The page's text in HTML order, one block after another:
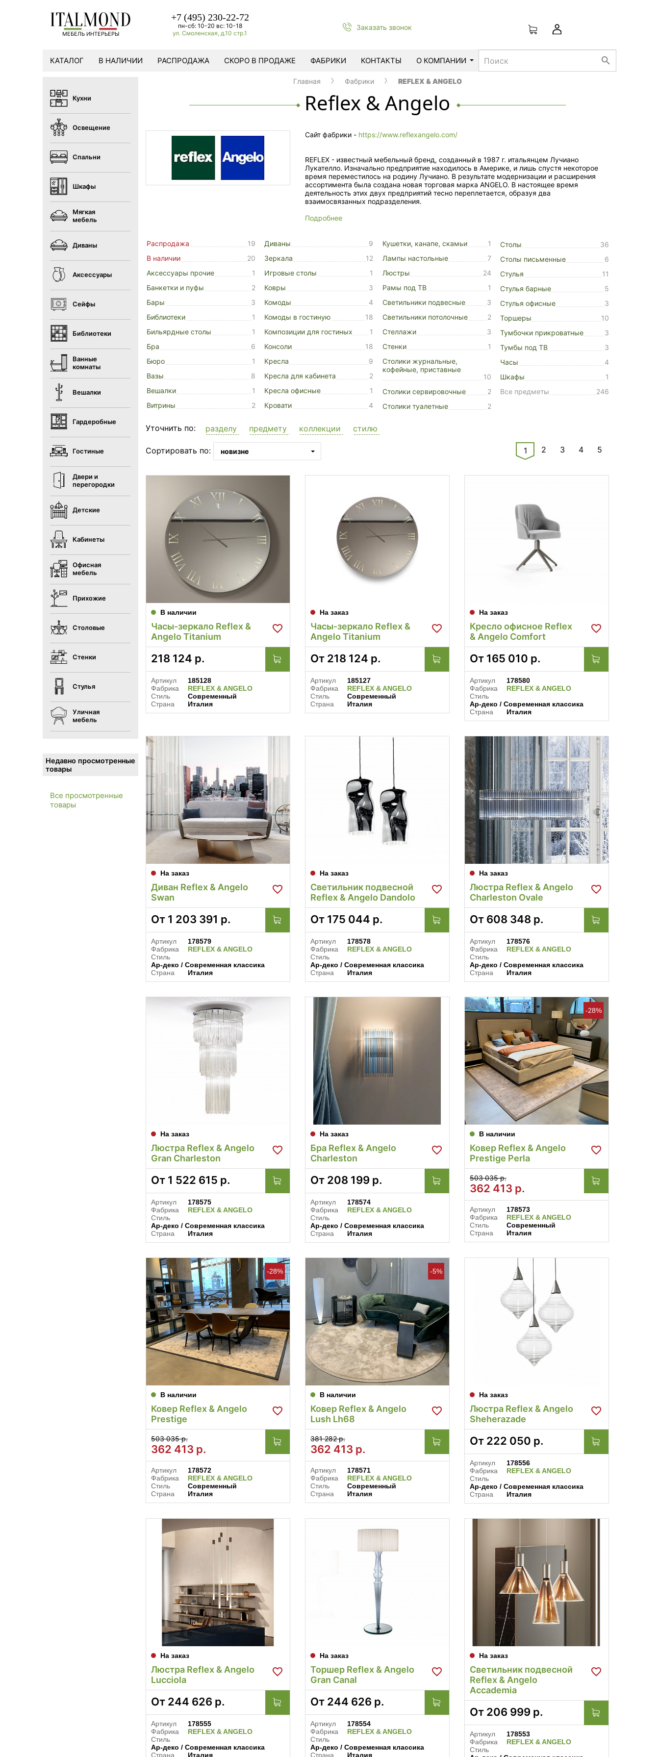
МЕБЕЛЬ ИНТЕРЬЕРЫ
+7 (495) 230-22-72
пн-сб: 10-20 вс: 10-18
ул. Смоленская, д.10 стр.1
Заказать звонок
КАТАЛОГ В НАЛИЧИИ РАСПРОДАЖА СКОРО В ПРОДАЖЕ ФАБРИКИ КОНТАКТЫ О КОМПАНИИ search
Кухни
Освещение
Спальни
Шкафы
Мягкая
мебель
Диваны
Аксессуары
Сейфы
Библиотеки
Ванные
комнаты
Вешалки
Гардеробные
Гостиные
Двери и
перегородки
Детские
Кабинеты
Офисная
мебель
Прихожие
Столовые
Стенки
Стулья
Уличная
мебель
Недавно просмотренные
товары
Все просмотренные
товары
Главная Фабрики REFLEX & ANGELO
Reflex & Angelo
Сайт фабрики - https://www.reflexangelo.com/
REFLEX - известный мебельный бренд, созданный в 1987 г. итальянцем Лучиано
Лукателло. Изначально предприятие находилось в Америке, и лишь спустя некоторое
время переместилось на родину Лучиано. В результате модернизации и расширения
ассортимента была создана новая торговая марка ANGELO. В настоящее время
деятельность этих двух предприятий тесно переплетается, образуя два
взаимосвязанных подразделения.
Подробнее
Распродажа
19
В наличии
20
Аксессуары прочие
1
Банкетки и пуфы
2
Бары
3
Библиотеки
1
Бильярдные столы
1
Бра
6
Бюро
1
Вазы
8
Вешалки
1
Витрины
2
Диваны
9
Зеркала
12
Игровые столы
1
Ковры
3
Комоды
4
Комоды в гостиную
18
Композиции для гостиных
1
Консоли
18
Кресла
9
Кресла для кабинета
2
Кресла офисные
1
Кровати
4
Кушетки, канапе, скамьи
1
Лампы настольные
7
Люстры
24
Рамы под ТВ
1
Светильники подвесные
3
Светильники потолочные
2
Стеллажи
3
Стенки
1
Столики журнальные,
кофейные, приставные
10
Столики сервировочные
2
Столики туалетные
2
Столы
36
Столы письменные
6
Стулья
11
Стулья барные
5
Стулья офисные
3
Торшеры
10
Тумбочки прикроватные
3
Тумбы под ТВ
3
Часы
4
Шкафы
1
Все предметы
246
Уточнить по: разделу предмету коллекции стилю
Сортировать по: новизне 1 2 3 4 5
В наличии
Часы-зеркало Reflex &
Angelo Titanium
218 124 р.
Артикул
185128
Фабрика
REFLEX & ANGELO
Стиль
Современный
Страна
Италия
На заказ
Часы-зеркало Reflex &
Angelo Titanium
От 218 124 р.
Артикул
185127
Фабрика
REFLEX & ANGELO
Стиль
Современный
Страна
Италия
На заказ
Кресло офисное Reflex
& Angelo Comfort
От 165 010 р.
Артикул
178580
Фабрика
REFLEX & ANGELO
Стиль
Ар-деко / Современная классика
Страна
Италия
На заказ
Диван Reflex & Angelo
Swan
От 1 203 391 р.
Артикул
178579
Фабрика
REFLEX & ANGELO
Стиль
Ар-деко / Современная классика
Страна
Италия
На заказ
Светильник подвесной
Reflex & Angelo Dandolo
От 175 044 р.
Артикул
178578
Фабрика
REFLEX & ANGELO
Стиль
Ар-деко / Современная классика
Страна
Италия
На заказ
Люстра Reflex & Angelo
Charleston Ovale
От 608 348 р.
Артикул
178576
Фабрика
REFLEX & ANGELO
Стиль
Ар-деко / Современная классика
Страна
Италия
На заказ
Люстра Reflex & Angelo
Gran Charleston
От 1 522 615 р.
Артикул
178575
Фабрика
REFLEX & ANGELO
Стиль
Ар-деко / Современная классика
Страна
Италия
На заказ
Бра Reflex & Angelo
Charleston
От 208 199 р.
Артикул
178574
Фабрика
REFLEX & ANGELO
Стиль
Ар-деко / Современная классика
Страна
Италия
-28%
В наличии
Ковер Reflex & Angelo
Prestige Perla
503 035 р.
362 413 р.
Артикул
178573
Фабрика
REFLEX & ANGELO
Стиль
Современный
Страна
Италия
-28%
В наличии
Ковер Reflex & Angelo
Prestige
503 035 р.
362 413 р.
Артикул
178572
Фабрика
REFLEX & ANGELO
Стиль
Современный
Страна
Италия
-5%
В наличии
Ковер Reflex & Angelo
Lush Lh68
381 282 р.
362 413 р.
Артикул
178571
Фабрика
REFLEX & ANGELO
Стиль
Современный
Страна
Италия
На заказ
Люстра Reflex & Angelo
Sheherazade
От 222 050 р.
Артикул
178556
Фабрика
REFLEX & ANGELO
Стиль
Ар-деко / Современная классика
Страна
Италия
На заказ
Люстра Reflex & Angelo
Lucciola
От 244 626 р.
Артикул
178555
Фабрика
REFLEX & ANGELO
Стиль
Ар-деко / Современная классика
Страна
Италия
На заказ
Торшер Reflex & Angelo
Gran Canal
От 244 626 р.
Артикул
178554
Фабрика
REFLEX & ANGELO
Стиль
Ар-деко / Современная классика
Страна
Италия
На заказ
Светильник подвесной
Reflex & Angelo
Accademia
От 206 999 р.
Артикул
178553
Фабрика
REFLEX & ANGELO
Стиль